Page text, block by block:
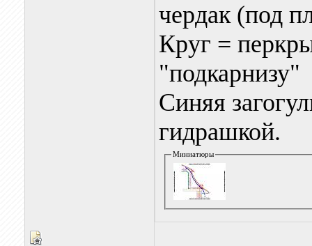
чердак (под
Круг =
"подкарнизу"
Синяя
гидрашкой.
Миниатюры